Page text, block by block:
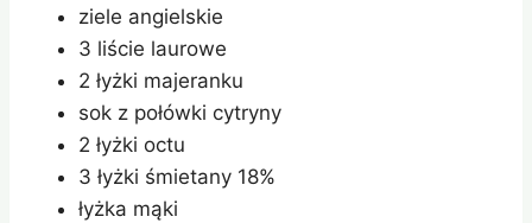
ziele angielskie
3 liście laurowe
2 łyżki majeranku
sok z połówki cytryny
2 łyżki octu
3 łyżki śmietany 18%
łyżka mąki